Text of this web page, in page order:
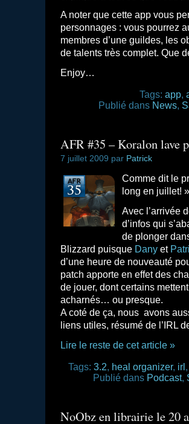
A noter que cette app vous
personnages : vous pourrez
membres d’une guildes, les
de talents très complet. Que
Enjoy…
Tags: app,
Publié dans News,
AFR #35 – Koralon lave
7 juillet 2009 par Patrick
Comme dit le
long en juillet! »
Avec l’arrivée
d’infos qui
de plonger
Blizzard puisque Dany et
d’une heure de nouveauté
patch apporte en effet des
de jouer, dont certains
acharnés… ou presque.
A coté de ça, nous avons
liens utiles, résumé de l’IRL
Lire le reste de cet article »
Tags: 3.2, heal organizer, irl ,
Publié dans Podcast,
NoObz en librairie le 20